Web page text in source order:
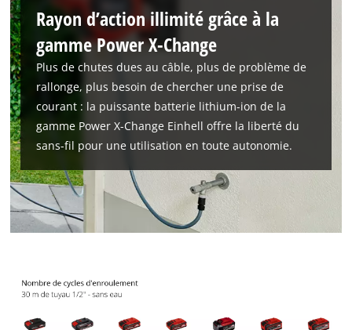
Rayon d’action illimité grâce à la
gamme Power X-Change
Plus de chutes dues au câble, plus de problème de
rallonge, plus besoin de chercher une prise de
courant : la puissante batterie lithium-ion de la
gamme Power X-Change Einhell offre la liberté du
sans-fil pour une utilisation en toute autonomie.